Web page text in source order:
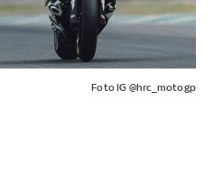
Foto IG @hrc_motogp